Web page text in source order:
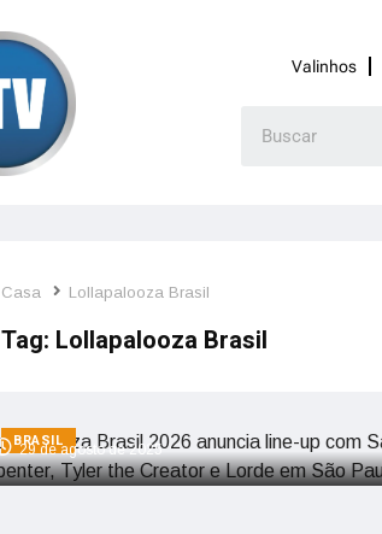
Valinhos
Casa Lollapalooza Brasil
Tag: Lollapalooza Brasil
BRASIL
Lollapalooza Brasil 2026 anuncia line-
29 de agosto de 2025